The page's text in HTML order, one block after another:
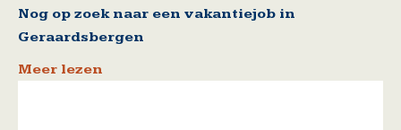
Nog op zoek naar een vakantiejob in
Geraardsbergen
Meer lezen